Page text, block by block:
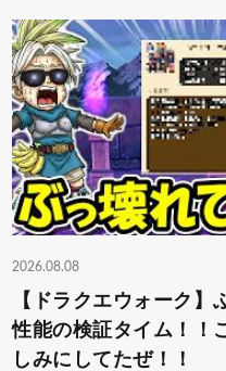
2026.08.08
【ドラクエウォーク】
性能の検証タイム！！
しみにしてたぜ！！